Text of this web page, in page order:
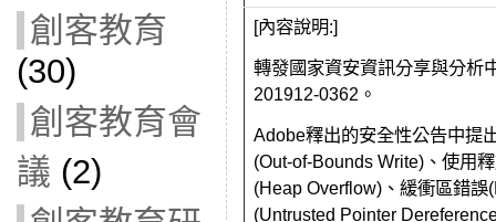
創客教育
(30)
創客教育會
議 (2)
[內容說明:]
轉發國家資安資訊分享與分析
201912-0362。
Adobe釋出的安全性公告中提
(Out-of-Bounds Write)、使用
(Heap Overflow)、緩衝區錯
(Untrusted Pointer